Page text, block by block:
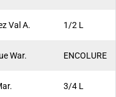
Val A. 1/2 L
War. ENCOLURE
3/4 L